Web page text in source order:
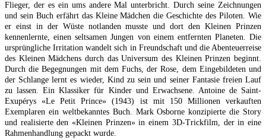
Flieger, der es ein ums andere Mal unterbricht. Durch seine Zeichnungen
und sein Buch erfährt das Kleine Mädchen die Geschichte des Piloten. Wie
er einst in der Wüste notlanden musste und dort den Kleinen Prinzen
kennenlernte, einen seltsamen Jungen von einem entfernten Planeten. Die
ursprüngliche Irritation wandelt sich in Freundschaft und die Abenteuerreise
des Kleinen Mädchens durch das Universum des Kleinen Prinzen beginnt.
Durch die Begegnungen mit dem Fuchs, der Rose, dem Eingebildeten und
der Schlange lernt es wieder, Kind zu sein und seiner Fantasie freien Lauf
zu lassen. Ein Klassiker für Kinder und Erwachsene. Antoine de Saint-
Exupérys «Le Petit Prince» (1943) ist mit 150 Millionen verkauften
Exemplaren ein weltbekanntes Buch. Mark Osborne konzipierte die Story
und realisierte den «Kleinen Prinzen» in einem 3D-Trickfilm, der in eine
Rahmenhandlung gepackt wurde.